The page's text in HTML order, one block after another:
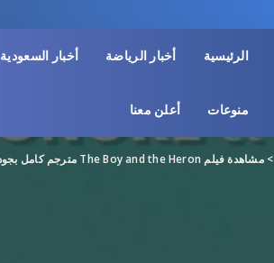
الرئيسية أخبار الرياضة أخبار السعودية
منوعات أعلن معنا
>مشاهدة فيلم The Boy and the Heron مترجم كامل بجودة عالية HD وي سيما ايجي ديد